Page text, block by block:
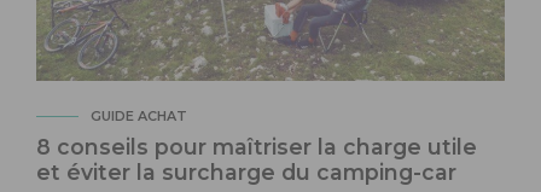
GUIDE ACHAT
8 conseils pour maîtriser la charge utile
et éviter la surcharge du camping-car